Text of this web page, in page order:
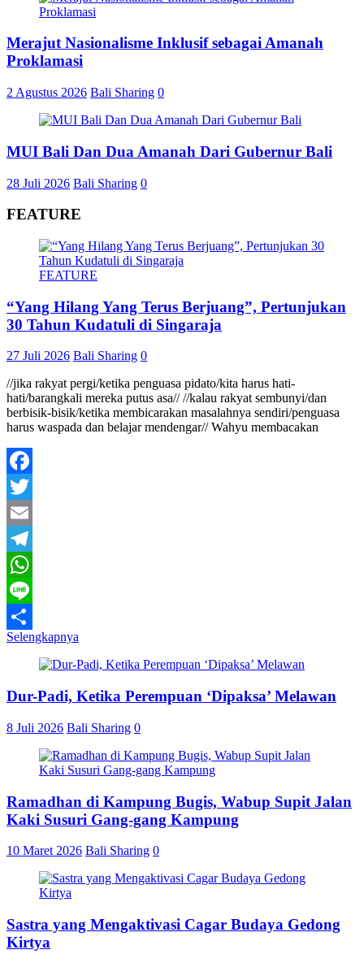
Merajut Nasionalisme Inklusif sebagai Amanah
Proklamasi
2 Agustus 2026 Bali Sharing 0
MUI Bali Dan Dua Amanah Dari Gubernur Bali
28 Juli 2026 Bali Sharing 0
FEATURE
FEATURE
“Yang Hilang Yang Terus Berjuang”, Pertunjukan
30 Tahun Kudatuli di Singaraja
27 Juli 2026 Bali Sharing 0
//jika rakyat pergi/ketika penguasa pidato/kita harus hati-
hati/barangkali mereka putus asa// //kalau rakyat sembunyi/dan
berbisik-bisik/ketika membicarakan masalahnya sendiri/penguasa
harus waspada dan belajar mendengar// Wahyu membacakan
Facebook
Twitter
Email
Telegram
WhatsApp
Line
Share
Selengkapnya
Dur-Padi, Ketika Perempuan ‘Dipaksa’ Melawan
8 Juli 2026 Bali Sharing 0
Ramadhan di Kampung Bugis, Wabup Supit Jalan
Kaki Susuri Gang-gang Kampung
10 Maret 2026 Bali Sharing 0
Sastra yang Mengaktivasi Cagar Budaya Gedong
Kirtya